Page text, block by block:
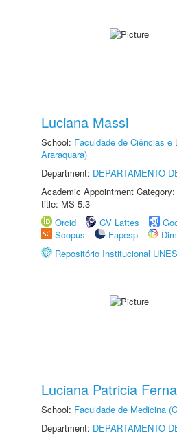
Luciana Massi
School: Faculdade de Ciências e
Araraquara)
Department: DEPARTAMENTO
Academic Appointment
title: MS-5.3
Orcid
CV Lattes
Scopus
Fapesp
Repositório Institucional
Luciana Patricia
School: Faculdade de Medicina
Department: DEPARTAMENTO